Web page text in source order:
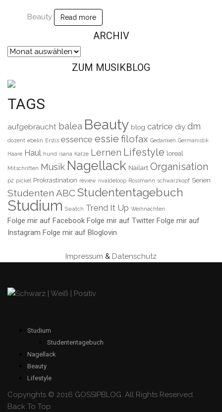
Beauty Read more
ARCHIV
Archiv
ZUM MUSIKBLOG
TAGS
aufgebraucht balea Beauty blog catrice diy dm
dozent ebelin Erstis essence essie filofax Gedanken Germanistik
Haare Haul hund isana Katze Lernen Lifestyle loreal
Mitschriften Musik Nagellack Nailart Organisation
p2 pickel Prokrastination review rivaldeloop Rossmann schwarzkopf Serien
Studenten ABCStudententagebuch
Studium Swatch Trend It Up Weihnachten
Folge mir auf Facebook Folge mir auf Twitter Folge mir auf
Instagram Folge mir auf Bloglovin
Impressum & Datenschutz
Studium
Studententagebuch
Nagellack
Beauty
Lifestyle
Copyrights © 2016 GOSSIPBLOG. All Rights Reserved.
Back To Top